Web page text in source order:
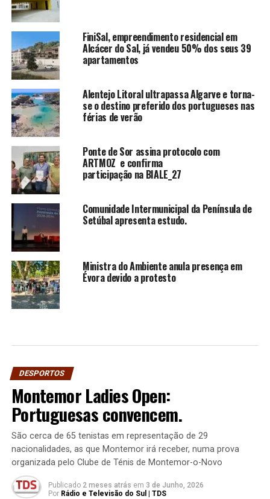
FiniSal, empreendimento residencial em
Alcácer do Sal, já vendeu 50% dos seus 39
apartamentos
Alentejo Litoral ultrapassa Algarve e torna-
se o destino preferido dos portugueses nas
férias de verão
Ponte de Sor assina protocolo com
ARTMOZ e confirma
participação na BIALE_27
Comunidade Intermunicipal da Península de
Setúbal apresenta estudo.
Ministra do Ambiente anula presença em
Évora devido a protesto
DESPORTOS
Montemor Ladies Open:
Portuguesas convencem.
São cerca de 65 tenistas em representação de 29
nacionalidades, as que Montemor irá receber, numa prova
organizada pelo Clube de Ténis de Montemor-o-Novo
Publicado 2 meses atrás em 3 de Junho, 2026
Por Rádio e Televisão do Sul | TDS